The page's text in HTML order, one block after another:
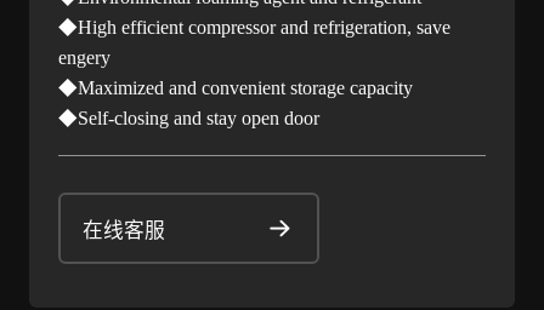
◆High efficient compressor and refrigeration, save
engery
◆Maximized and convenient storage capacity
◆Self-closing and stay open door
在线客服